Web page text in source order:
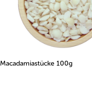
Macadamiastücke 100g